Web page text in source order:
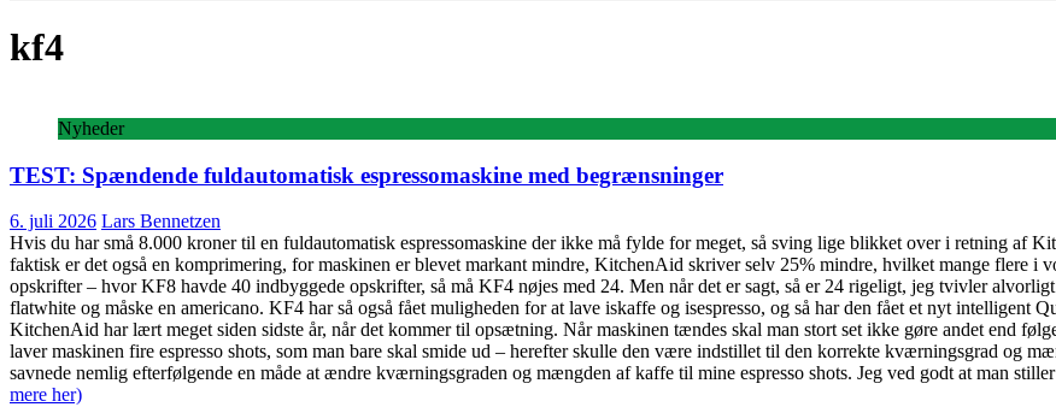
kf4
Nyheder
TEST: Spændende fuldautomatisk espressomaskine med begrænsninger
6. juli 2026 Lars Bennetzen
Hvis du har små 8.000 kroner til en fuldautomatisk espressomaskine der ikke må fylde for meget, så sving lige blikket over i retning af
faktisk er det også en komprimering, for maskinen er blevet markant mindre, KitchenAid skriver selv 25% mindre, hvilket mange flere i
opskrifter – hvor KF8 havde 40 indbyggede opskrifter, så må KF4 nøjes med 24. Men når det er sagt, så er 24 rigeligt, jeg tvivler
flatwhite og måske en americano. KF4 har så også fået muligheden for at lave iskaffe og isespresso, og så har den fået et nyt intelligent
KitchenAid har lært meget siden sidste år, når det kommer til opsætning. Når maskinen tændes skal man stort set ikke gøre andet end
laver maskinen fire espresso shots, som man bare skal smide ud – herefter skulle den være indstillet til den korrekte kværningsgrad og
savnede nemlig efterfølgende en måde at ændre kværningsgraden og mængden af kaffe til mine espresso shots. Jeg ved godt at man
mere her)